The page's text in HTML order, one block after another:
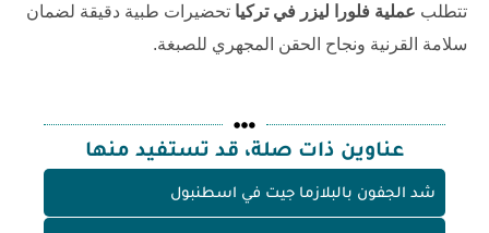
تتطلب عملية فلورا ليزر في تركيا تحضيرات طبية دقيقة لضمان
سلامة القرنية ونجاح الحقن المجهري للصبغة.
عناوين ذات صلة، قد تستفيد منها
شد الجفون بالبلازما جيت في اسطنبول